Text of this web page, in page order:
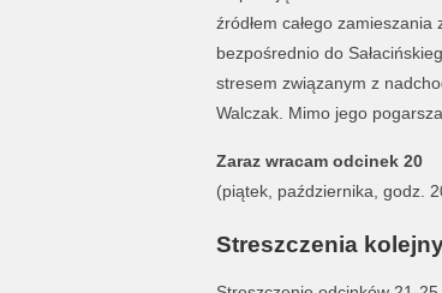
źródłem całego
bezpośrednio do
stresem związanym z
Walczak. Mimo jego
Zaraz wracam odcinek 20
(piątek, października, godz.
Streszczenia